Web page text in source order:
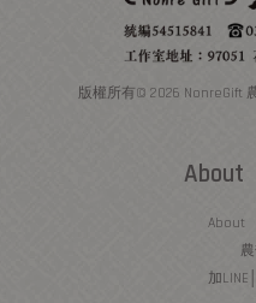
版權所有© 2026 NonreGift
About
About
加